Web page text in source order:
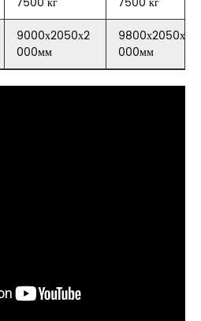
9000х2050х2
000мм
9800х2050х2
000мм